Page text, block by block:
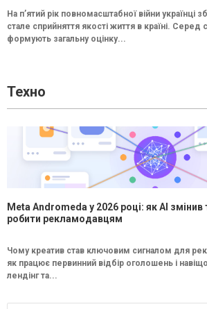
На п’ятий рік повномасштабної війни українці
стале сприйняття якості життя в країні.
формують загальну оцінку...
Техно
Meta Andromeda у 2026 році: як AI змінив
робити рекламодавцям
Чому креатив став ключовим сигналом для
як працює первинний відбір оголошень і
лендінг та...